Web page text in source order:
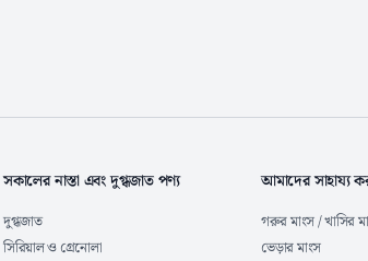
সকালের নাস্তা এবং দুগ্ধজাত পণ্য
দুগ্ধজাত
সিরিয়াল ও গ্রেনোলা
আমাদের সাহায্য
গরুর মাংস / খাসির
ভেড়ার মাংস